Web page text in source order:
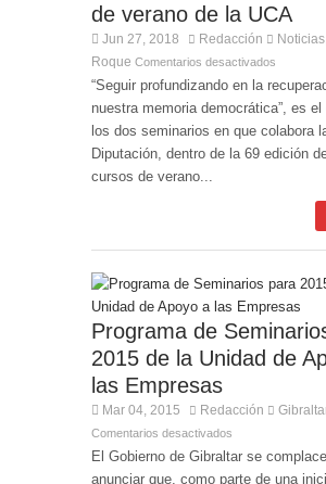
de verano de la UCA
Jun 27, 2018 Redacción Noticias
Roque Comentarios desactivados
“Seguir profundizando en la
nuestra memoria democrática”, es
los dos seminarios en que colabora
Diputación, dentro de la 69 edición
cursos de verano...
Programa de
2015 de la Unidad de
las Empresas
Mar 04, 2015 Redacción
Comentarios desactivados
El Gobierno de Gibraltar se
anunciar que, como parte de una